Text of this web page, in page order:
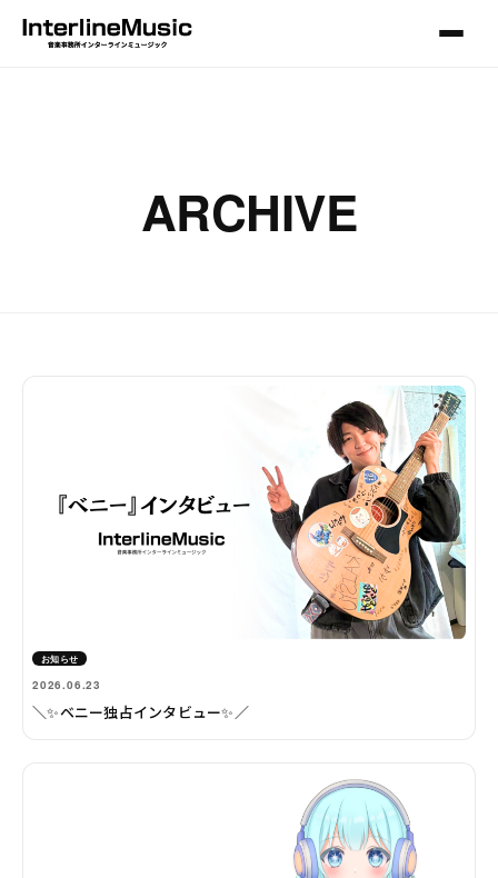
ARCHIVE
お知らせ
2026.06.23
＼✨ベニー独占インタビュー✨／